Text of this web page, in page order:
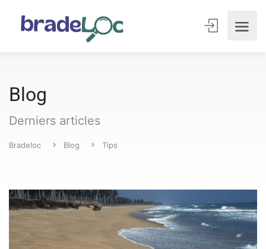
Blog
Derniers articles
Bradeloc Blog Tips